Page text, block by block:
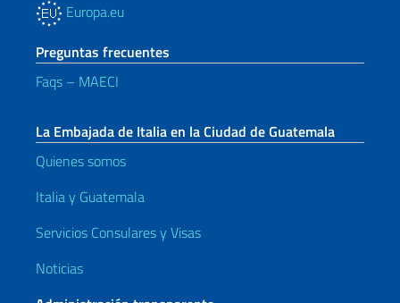
Europa.eu
Preguntas frecuentes
Faqs – MAECI
La Embajada de Italia en la Ciudad de Guatemala
Quienes somos
Italia y Guatemala
Servicios Consulares y Visas
Noticias